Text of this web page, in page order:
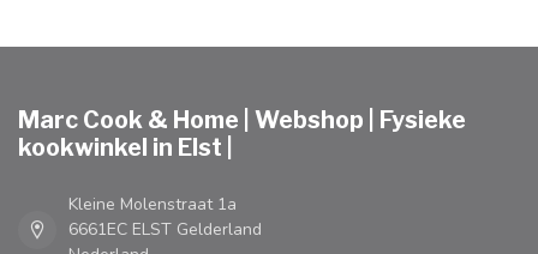
Marc Cook & Home | Webshop | Fysieke
kookwinkel in Elst |
Kleine Molenstraat 1a
6661EC ELST Gelderland